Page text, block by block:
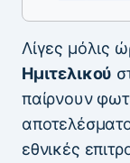
Λίγες μόλις
Ημιτελικού
παίρνουν
εθνικές